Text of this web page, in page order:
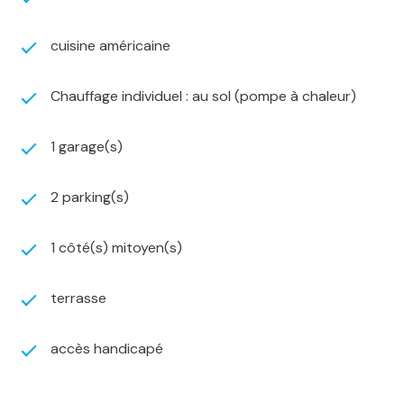
Carrelage posé
Réseaux et branchements cuisine déjà prévus
Prestations techniques
chauffage au sol et bénéficie d’une excellente
Un bien rare sur le secteur
Maison neuve de plain-pied, proche du centre-ville,
énergétique.
Mousson.
cuisine américaine
Chauffage individuel : au sol (pompe à chaleur)
1 garage(s)
2 parking(s)
1 côté(s) mitoyen(s)
terrasse
accès handicapé